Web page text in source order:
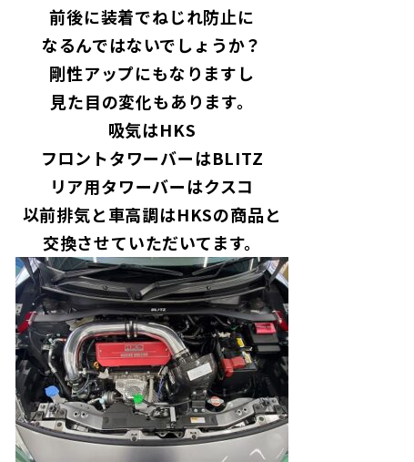
前後に装着でねじれ防止に
なるんではないでしょうか？
剛性アップにもなりますし
見た目の変化もあります。
吸気はHKS
フロントタワーバーはBLITZ
リア用タワーバーはクスコ
以前排気と車高調はHKSの商品と
交換させていただいてます。